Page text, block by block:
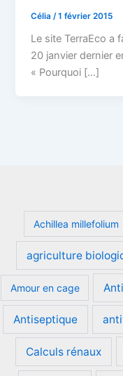
Célia /1 février 2015
Le site TerraEco a
20 janvier dernier
« Pourquoi […]
Achillea millefolium
agriculture
Amour en cage
Antiseptique
Calculs rénaux